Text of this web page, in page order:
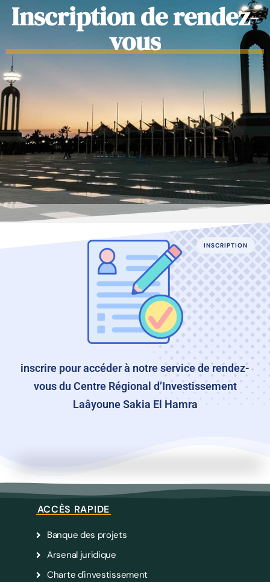
Inscription de rendez-
vous
INSCRIPTION
inscrire pour accéder à notre service de rendez-
vous du Centre Régional d’Investissement
Laâyoune Sakia El Hamra
ACCÈS RAPIDE
Banque des projets
Arsenal juridique
Charte d'investissement